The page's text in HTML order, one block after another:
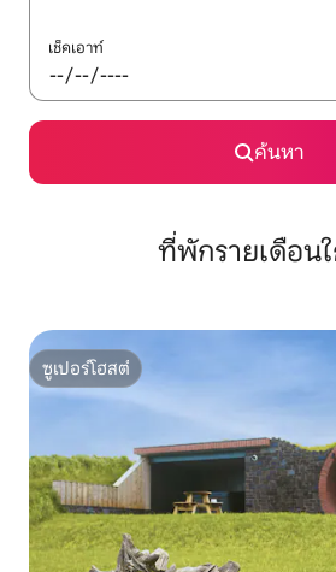
เช็คเอาท์
ค้นหา
ที่พักรายเดือน
ซูเปอร์โฮสต์
ซูเปอร์โฮสต์